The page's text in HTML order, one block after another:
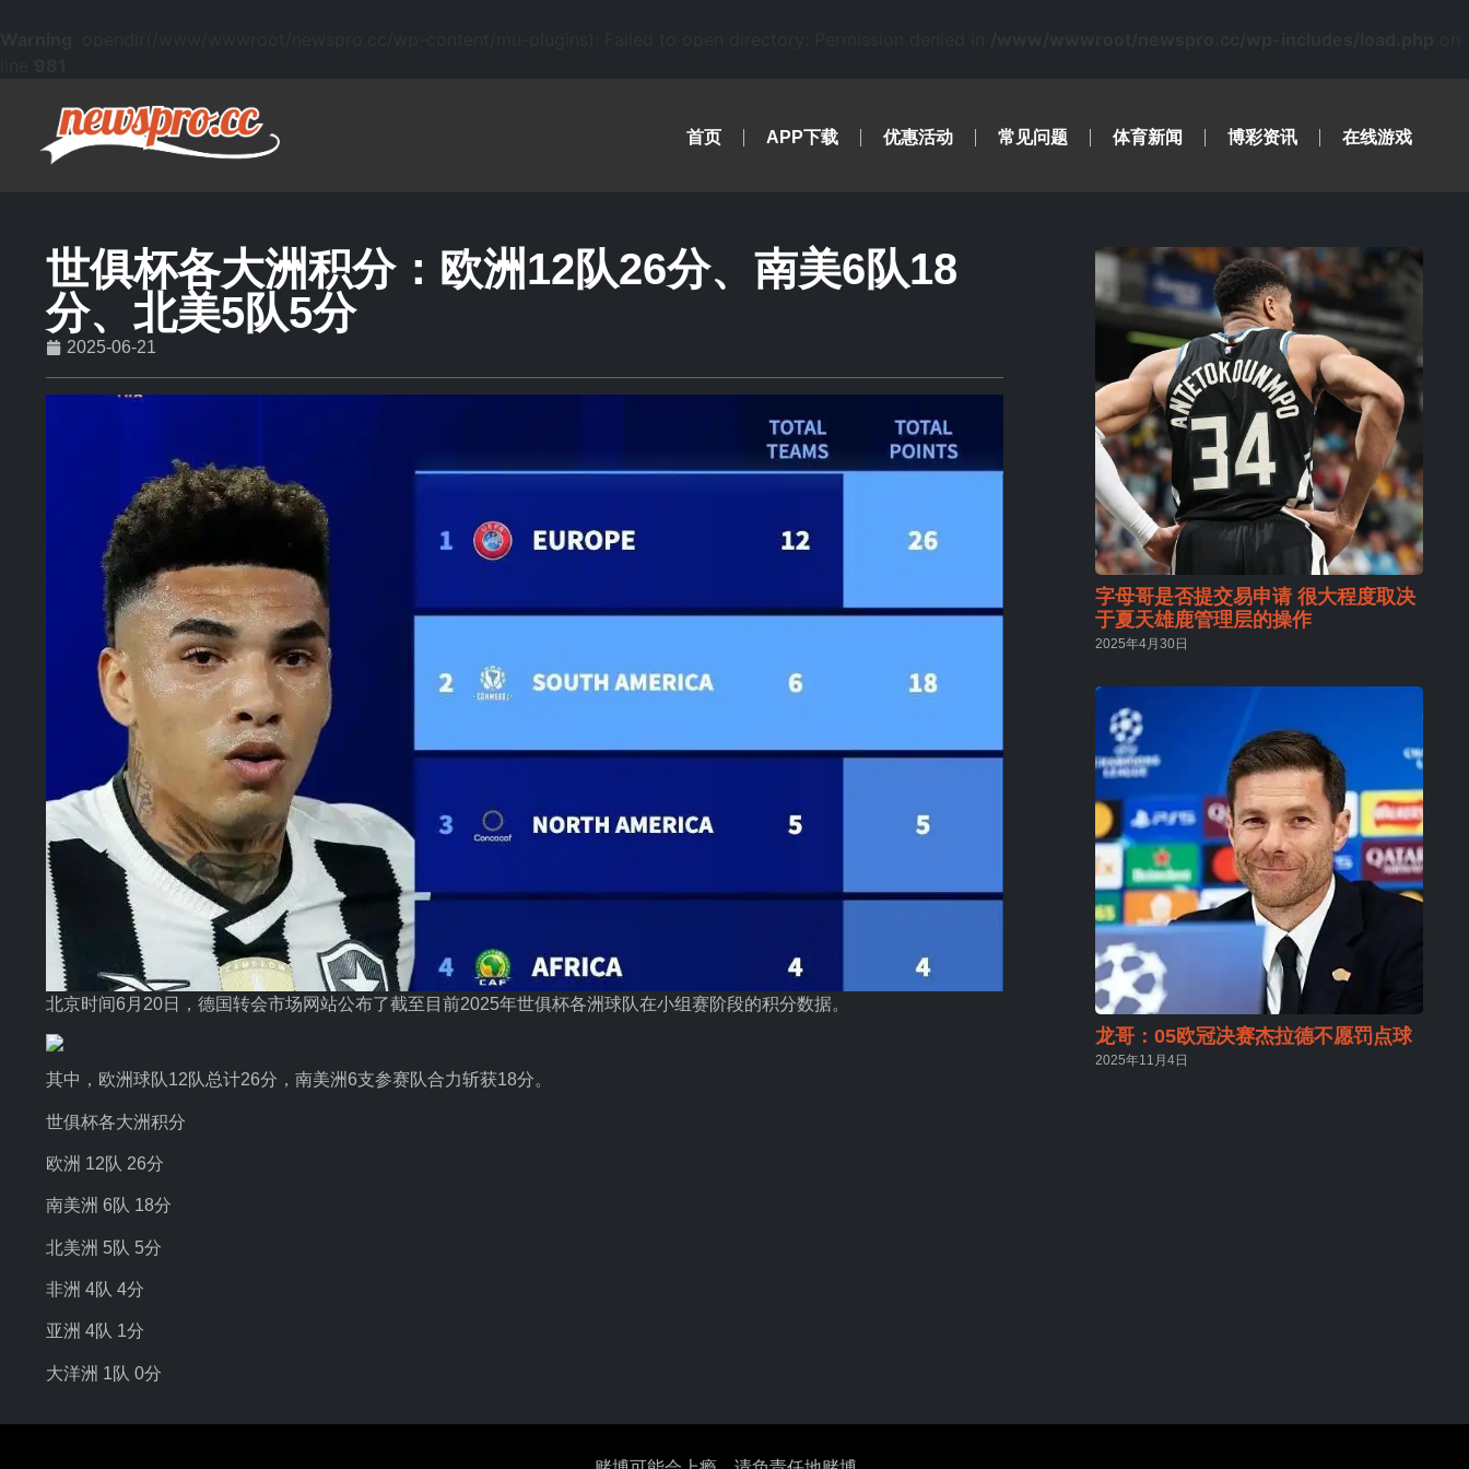
首页 APP下载 优惠活动 常见问题 体育新闻 博彩资讯 在线游戏
世俱杯各大洲积分：欧洲12队26分、南美6队18
分、北美5队5分
2025-06-21
北京时间6月20日，德国转会市场网站公布了截至目前2025年世俱杯各洲球队在小组赛阶段的积分数据。
其中，欧洲球队12队总计26分，南美洲6支参赛队合力斩获18分。
世俱杯各大洲积分
欧洲 12队 26分
南美洲 6队 18分
北美洲 5队 5分
非洲 4队 4分
亚洲 4队 1分
大洋洲 1队 0分
字母哥是否提交易申请 很大程度取决
于夏天雄鹿管理层的操作
2025年4月30日
龙哥：05欧冠决赛杰拉德不愿罚点球
2025年11月4日